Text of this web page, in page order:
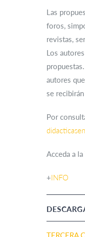
Las
foros,
revistas,
Los
autores
se
Por
Acceda a
+INFO
TERCERA